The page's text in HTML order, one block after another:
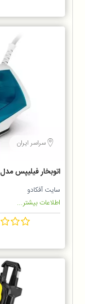
سراسر ایران
اتوبخار فیلیپس مدل GC1750
سایت آفکادو
اطلاعات بیشتر...